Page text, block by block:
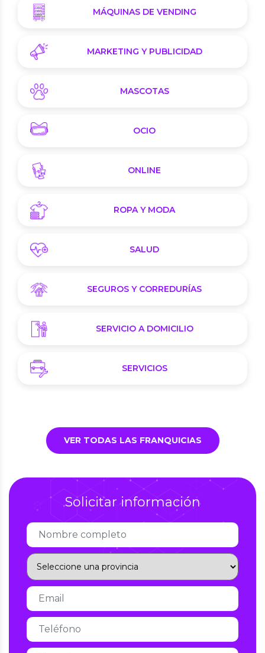
MÁQUINAS DE VENDING
MARKETING Y PUBLICIDAD
MASCOTAS
OCIO
ONLINE
ROPA Y MODA
SALUD
SEGUROS Y CORREDURÍAS
SERVICIO A DOMICILIO
SERVICIOS
VER TODAS LAS FRANQUICIAS
Solicitar información